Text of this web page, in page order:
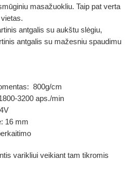
masažuokliu. Taip pat verta
antgalis su aukštu slėgiu,
antgalis su mažesniu spaudimu
800g/cm
3200 aps./min
16 mm
varikliui veikiant tam tikromis